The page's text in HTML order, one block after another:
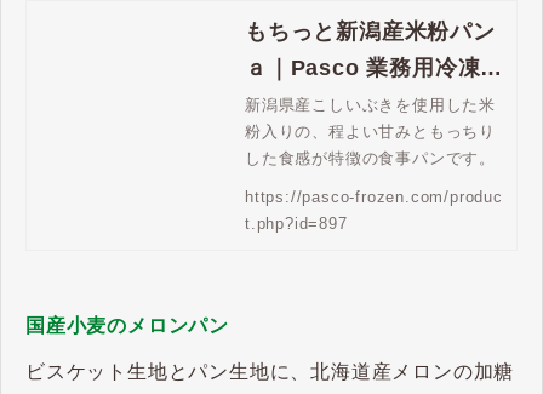
もちっと新潟産米粉パン
ａ｜Pasco 業務用冷凍パ
ン生地通販 | Pasco 業務
用冷凍パン生地通販
新潟県産こしいぶきを使用した米
粉入りの、程よい甘みともっちり
した食感が特徴の食事パンです。
https://pasco-frozen.com/produc
t.php?id=897
国産小麦のメロンパン
ビスケット生地とパン生地に、北海道産メロンの加糖